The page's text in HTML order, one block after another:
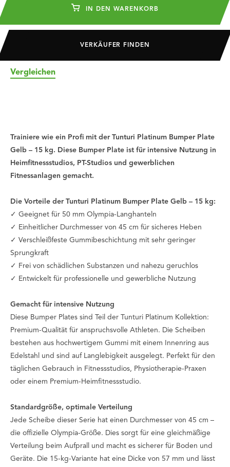
IN DEN WARENKORB
VERKÄUFER FINDEN
Vergleichen
Trainiere wie ein Profi mit der Tunturi Platinum Bumper Plate
Gelb – 15 kg. Diese Bumper Plate ist für intensive Nutzung in
Heimfitnessstudios, PT-Studios und gewerblichen
Fitnessanlagen gemacht.
Die Vorteile der Tunturi Platinum Bumper Plate Gelb – 15 kg:
✓ Geeignet für 50 mm Olympia-Langhanteln
✓ Einheitlicher Durchmesser von 45 cm für sicheres Heben
✓ Verschleißfeste Gummibeschichtung mit sehr geringer
Sprungkraft
✓ Frei von schädlichen Substanzen und nahezu geruchlos
✓ Entwickelt für professionelle und gewerbliche Nutzung
Gemacht für intensive Nutzung
Diese Bumper Plates sind Teil der Tunturi Platinum Kollektion:
Premium-Qualität für anspruchsvolle Athleten. Die Scheiben
bestehen aus hochwertigem Gummi mit einem Innenring aus
Edelstahl und sind auf Langlebigkeit ausgelegt. Perfekt für den
täglichen Gebrauch in Fitnessstudios, Physiotherapie-Praxen
oder einem Premium-Heimfitnessstudio.
Standardgröße, optimale Verteilung
Jede Scheibe dieser Serie hat einen Durchmesser von 45 cm –
die offizielle Olympia-Größe. Dies sorgt für eine gleichmäßige
Verteilung beim Aufprall und macht es sicherer für Boden und
Geräte. Die 15-kg-Variante hat eine Dicke von 57 mm und lässt